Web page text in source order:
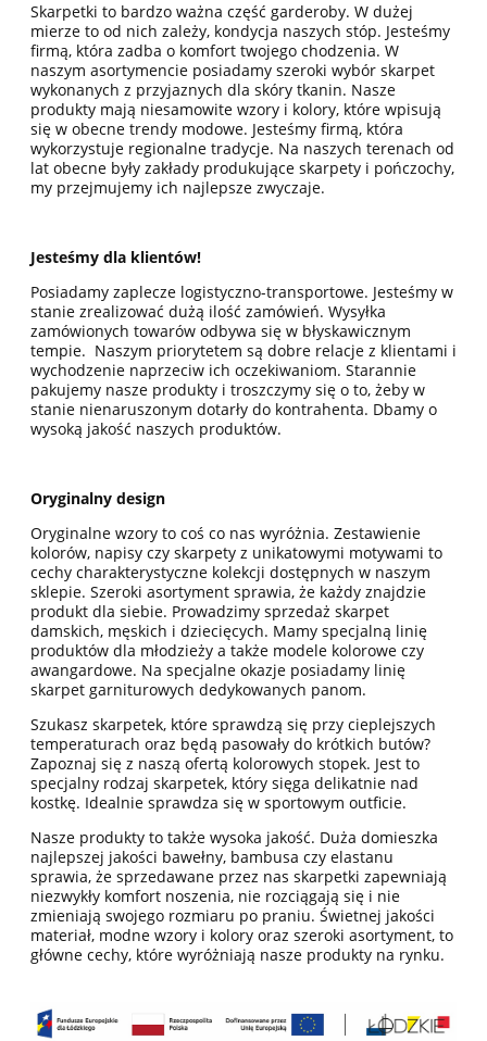
Skarpetki to bardzo ważna część garderoby. W dużej
mierze to od nich zależy, kondycja naszych stóp. Jesteśmy
firmą, która zadba o komfort twojego chodzenia. W
naszym asortymencie posiadamy szeroki wybór skarpet
wykonanych z przyjaznych dla skóry tkanin. Nasze
produkty mają niesamowite wzory i kolory, które wpisują
się w obecne trendy modowe. Jesteśmy firmą, która
wykorzystuje regionalne tradycje. Na naszych terenach od
lat obecne były zakłady produkujące skarpety i pończochy,
my przejmujemy ich najlepsze zwyczaje.
Jesteśmy dla klientów!
Posiadamy zaplecze logistyczno-transportowe. Jesteśmy w
stanie zrealizować dużą ilość zamówień. Wysyłka
zamówionych towarów odbywa się w błyskawicznym
tempie. Naszym priorytetem są dobre relacje z klientami i
wychodzenie naprzeciw ich oczekiwaniom. Starannie
pakujemy nasze produkty i troszczymy się o to, żeby w
stanie nienaruszonym dotarły do kontrahenta. Dbamy o
wysoką jakość naszych produktów.
Oryginalny design
Oryginalne wzory to coś co nas wyróżnia. Zestawienie
kolorów, napisy czy skarpety z unikatowymi motywami to
cechy charakterystyczne kolekcji dostępnych w naszym
sklepie. Szeroki asortyment sprawia, że każdy znajdzie
produkt dla siebie. Prowadzimy sprzedaż skarpet
damskich, męskich i dziecięcych. Mamy specjalną linię
produktów dla młodzieży a także modele kolorowe czy
awangardowe. Na specjalne okazje posiadamy linię
skarpet garniturowych dedykowanych panom.
Szukasz skarpetek, które sprawdzą się przy cieplejszych
temperaturach oraz będą pasowały do krótkich butów?
Zapoznaj się z naszą ofertą kolorowych stopek. Jest to
specjalny rodzaj skarpetek, który sięga delikatnie nad
kostkę. Idealnie sprawdza się w sportowym outficie.
Nasze produkty to także wysoka jakość. Duża domieszka
najlepszej jakości bawełny, bambusa czy elastanu
sprawia, że sprzedawane przez nas skarpetki zapewniają
niezwykły komfort noszenia, nie rozciągają się i nie
zmieniają swojego rozmiaru po praniu. Świetnej jakości
materiał, modne wzory i kolory oraz szeroki asortyment, to
główne cechy, które wyróżniają nasze produkty na rynku.